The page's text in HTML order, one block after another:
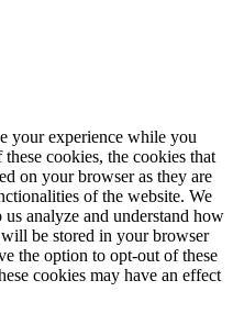
your experience while you
cookies, the cookies that
on your browser as they are
of the website. We
analyze and understand how
be stored in your browser
the option to opt-out of these
cookies may have an effect